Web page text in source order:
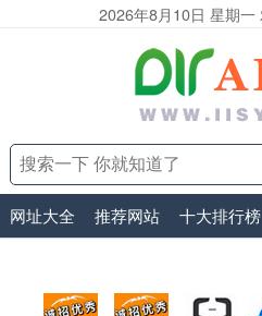
2026年8月10日 星期一
网址大全 推荐网站 十大排行榜
顶部广告位1顶部广告位